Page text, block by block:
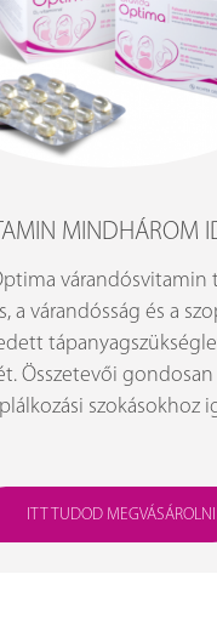
MINDHÁROM
várandósvitamin
a várandósság és a
Összetevői gondosan
szokásokhoz
ITT TUDOD MEGVÁSÁROLNI